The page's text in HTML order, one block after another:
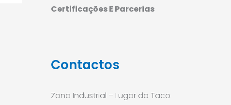
Certificações E Parcerias
Contactos
Zona Industrial – Lugar do Taco